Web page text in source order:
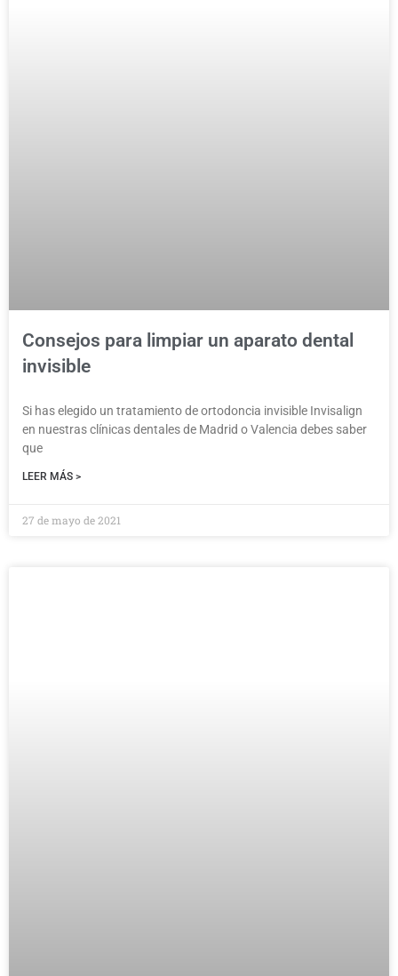
Consejos para limpiar un aparato dental
invisible
Si has elegido un tratamiento de ortodoncia invisible Invisalign
en nuestras clínicas dentales de Madrid o Valencia debes saber
que
LEER MÁS >
27 de mayo de 2021